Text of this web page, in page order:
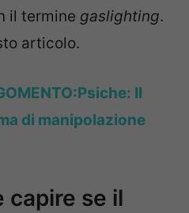
il termine gaslighting.
articolo.
Il
di manipolazione
capire se il